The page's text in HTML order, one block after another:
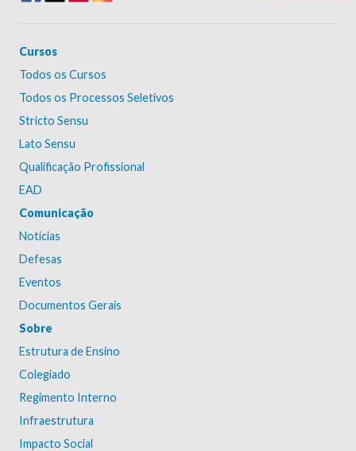
Cursos
Todos os Cursos
Todos os Processos Seletivos
Stricto Sensu
Lato Sensu
Qualificação Profissional
EAD
Comunicação
Notícias
Defesas
Eventos
Documentos Gerais
Sobre
Estrutura de Ensino
Colegiado
Regimento Interno
Infraestrutura
Impacto Social